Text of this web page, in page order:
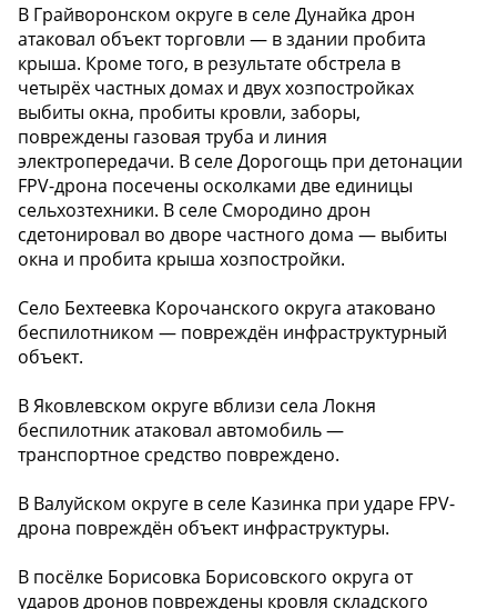
В Грайворонском округе в селе Дунайка дрон
атаковал объект торговли — в здании пробита
крыша. Кроме того, в результате обстрела в
четырёх частных домах и двух хозпостройках
выбиты окна, пробиты кровли, заборы,
повреждены газовая труба и линия
электропередачи. В селе Дорогощь при детонации
FPV-дрона посечены осколками две единицы
сельхозтехники. В селе Смородино дрон
сдетонировал во дворе частного дома — выбиты
окна и пробита крыша хозпостройки.
Село Бехтеевка Корочанского округа атаковано
беспилотником — повреждён инфраструктурный
объект.
В Яковлевском округе вблизи села Локня
беспилотник атаковал автомобиль —
транспортное средство повреждено.
В Валуйском округе в селе Казинка при ударе FPV-
дрона повреждён объект инфраструктуры.
В посёлке Борисовка Борисовского округа от
ударов дронов повреждены кровля складского